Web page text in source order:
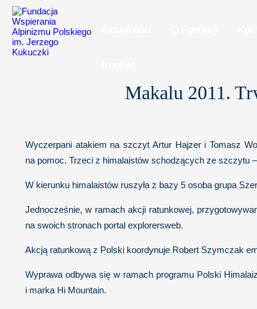
Makalu 2011.
Wyczerpani atakiem na szczyt Artur Hajzer i Tomasz
na pomoc. Trzeci z himalaistów schodzących ze szczytu
W kierunku himalaistów ruszyła z bazy 5 osoba grupa
Jednocześnie, w ramach akcji ratunkowej,
na swoich stronach portal explorersweb.
Akcją ratunkową z Polski koordynuje Robert Szymczak
Wyprawa odbywa się w ramach programu Polski
i marka Hi Mountain.